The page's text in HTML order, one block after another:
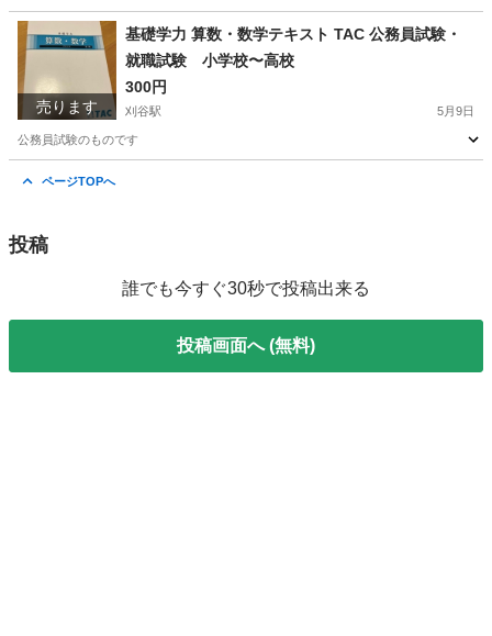
愛知 刈谷市 刈谷駅 家庭用品 アロエ
売ります
基礎学力 算数・数学テキスト TAC 公務員試験・
就職試験 小学校〜高校
300円
刈谷駅 5月9日
公務員試験のものです
ページTOPへ
投稿
誰でも今すぐ30秒で投稿出来る
投稿画面へ (無料)